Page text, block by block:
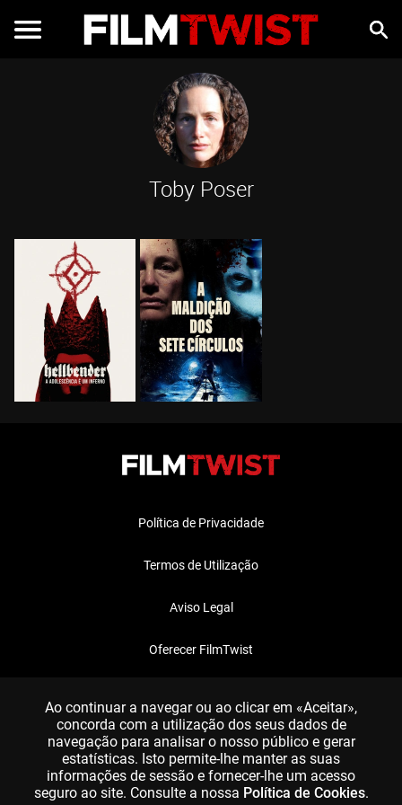
Toby Poser
Política de Privacidade
Termos de Utilização
Aviso Legal
Oferecer FilmTwist
Ao continuar a navegar ou ao clicar em «Aceitar»,
concorda com a utilização dos seus dados de
navegação para analisar o nosso público e gerar
estatísticas. Isto permite-lhe manter as suas
informações de sessão e fornecer-lhe um acesso
seguro ao site. Consulte a nossa Política de Cookies.